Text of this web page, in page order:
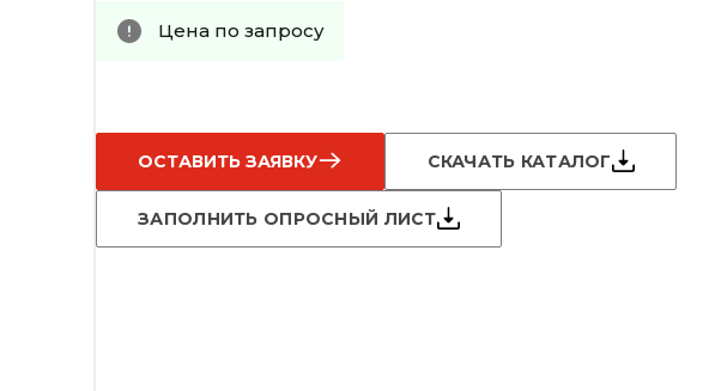
Цена по запросу
ОСТАВИТЬ ЗАЯВКУ СКАЧАТЬ КАТАЛОГ
ЗАПОЛНИТЬ ОПРОСНЫЙ ЛИСТ